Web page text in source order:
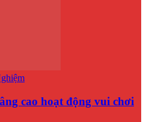
cao hoạt động vui chơi